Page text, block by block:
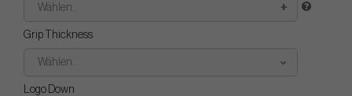
Wählen..
Grip Thickness
Wählen..
Logo Down